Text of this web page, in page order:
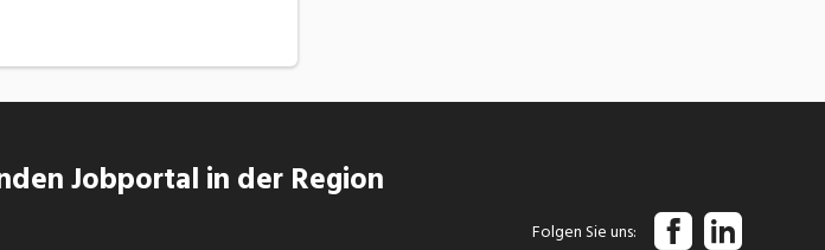
Jobportal in der Region
Folgen Sie uns